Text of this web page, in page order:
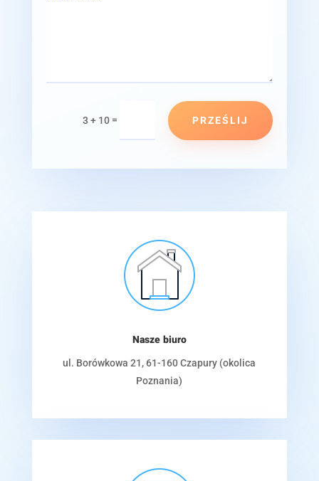
3 + 10 = PRZEŚLIJ
Nasze biuro
ul. Borówkowa 21, 61-160 Czapury (okolica
Poznania)